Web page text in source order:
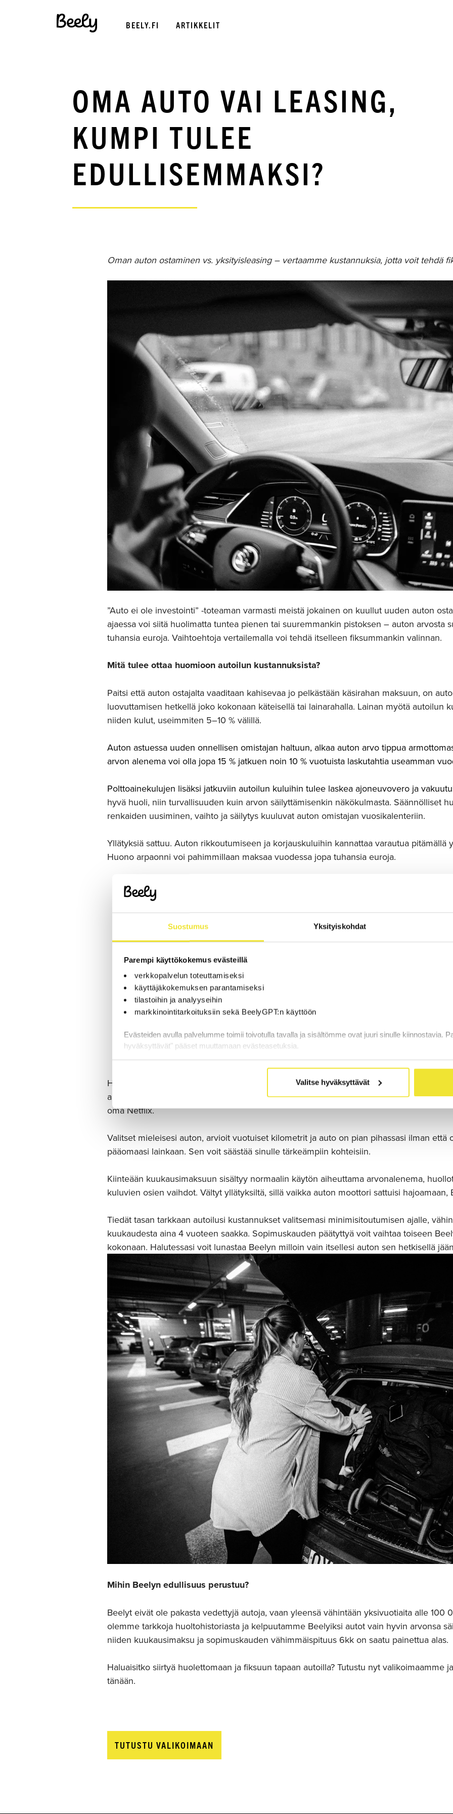
Suostumus Yksityiskohdat
Parempi käyttökokemus evästeillä
verkkopalvelun toteuttamiseksi
käyttäjäkokemuksen parantamiseksi
tilastoihin ja analyyseihin
markkinointitarkoituksiin sekä BeelyGPT:n käyttöön
Evästeiden avulla palvelumme toimii toivotulla tavalla ja sisältömme ovat juuri sinulle kiinnostavia.
hyväksyttävät" pääset muuttamaan evästeasetuksia.
Valitse hyväksyttävät
BEELY.FI ARTIKKELIT
OMA AUTO VAI LEASING,
KUMPI TULEE
EDULLISEMMAKSI?
Oman auton ostaminen vs. yksityisleasing – vertaamme kustannuksia, jotta voit tehdä
”Auto ei ole investointi” -toteaman varmasti meistä jokainen on kuullut uuden auton
ajaessa voi siitä huolimatta tuntea pienen tai suuremmankin pistoksen – auton arvosta
tuhansia euroja. Vaihtoehtoja vertailemalla voi tehdä itselleen fiksummankin valinnan.
Mitä tulee ottaa huomioon autoilun kustannuksista?
Paitsi että auton ostajalta vaaditaan kahisevaa jo pelkästään käsirahan maksuun, on
luovuttamisen hetkellä joko kokonaan käteisellä tai lainarahalla. Lainan myötä autoilun
niiden kulut, useimmiten 5–10 % välillä.
Auton astuessa uuden onnellisen omistajan haltuun, alkaa auton arvo tippua
arvon alenema voi olla jopa 15 % jatkuen noin 10 % vuotuista laskutahtia useamman
Polttoainekulujen lisäksi jatkuviin autoilun kuluihin tulee laskea ajoneuvovero ja
hyvä huoli, niin turvallisuuden kuin arvon säilyttämisenkin näkökulmasta. Säännölliset
renkaiden uusiminen, vaihto ja säilytys kuuluvat auton omistajan vuosikalenteriin.
Yllätyksiä sattuu. Auton rikkoutumiseen ja korjauskuluihin kannattaa varautua pitämällä
Huono arpaonni voi pahimmillaan maksaa vuodessa jopa tuhansia euroja.
Hengästyttikö edellinen listaus autoilun kustannuksista? Erilaisten kulujen ja erien
autoiluun selkeyttä ja ennustettavuutta. Onneksi autoilu onnistuu myös kiinteällä
oma Netflix.
Valitset mieleisesi auton, arvioit vuotuiset kilometrit ja auto on pian pihassasi ilman että
pääomaasi lainkaan. Sen voit säästää sinulle tärkeämpiin kohteisiin.
Kiinteään kuukausimaksuun sisältyy normaalin käytön aiheuttama arvonalenema,
kuluvien osien vaihdot. Vältyt yllätyksiltä, sillä vaikka auton moottori sattuisi
Tiedät tasan tarkkaan autoilusi kustannukset valitsemasi minimisitoutumisen ajalle,
kuukaudesta aina 4 vuoteen saakka. Sopimuskauden päätyttyä voit vaihtaa toiseen
kokonaan. Halutessasi voit lunastaa Beelyn milloin vain itsellesi auton sen hetkisellä
Mihin Beelyn edullisuus perustuu?
Beelyt eivät ole pakasta vedettyjä autoja, vaan yleensä vähintään yksivuotiaita alle 100
olemme tarkkoja huoltohistoriasta ja kelpuutamme Beelyiksi autot vain hyvin arvonsa
niiden kuukausimaksu ja sopimuskauden vähimmäispituus 6kk on saatu painettua alas.
Haluaisitko siirtyä huolettomaan ja fiksuun tapaan autoilla? Tutustu nyt valikoimaamme
tänään.
TUTUSTU VALIKOIMAAN